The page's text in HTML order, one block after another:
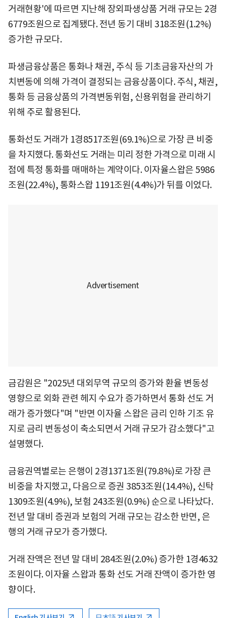
거래현황'에 따르면 지난해 장외파생상품 거래 규모는 2경
6779조원으로 집계됐다. 전년 동기 대비 318조원(1.2%)
증가한 규모다.
파생금융상품은 통화나 채권, 주식 등 기초금융자산의 가
치변동에 의해 가격이 결정되는 금융상품이다. 주식, 채권,
통화 등 금융상품의 가격변동위험, 신용위험을 관리하기
위해 주로 활용된다.
통화선도 거래가 1경8517조원(69.1%)으로 가장 큰 비중
을 차지했다. 통화선도 거래는 미리 정한 가격으로 미래 시
점에 특정 통화를 매매하는 계약이다. 이자율스왑은 5986
조원(22.4%), 통화스왑 1191조원(4.4%)가 뒤를 이었다.
금감원은 "2025년 대외무역 규모의 증가와 환율 변동성
영향으로 외화 관련 헤지 수요가 증가하면서 통화 선도 거
래가 증가했다"며 "반면 이자율 스왑은 금리 인하 기조 유
지로 금리 변동성이 축소되면서 거래 규모가 감소했다"고
설명했다.
금융권역별로는 은행이 2경1371조원(79.8%)로 가장 큰
비중을 차지했고, 다음으로 증권 3853조원(14.4%), 신탁
1309조원(4.9%), 보험 243조원(0.9%) 순으로 나타났다.
전년 말 대비 증권과 보험의 거래 규모는 감소한 반면, 은
행의 거래 규모가 증가했다.
거래 잔액은 전년 말 대비 284조원(2.0%) 증가한 1경4632
조원이다. 이자율 스왑과 통화 선도 거래 잔액이 증가한 영
향이다.